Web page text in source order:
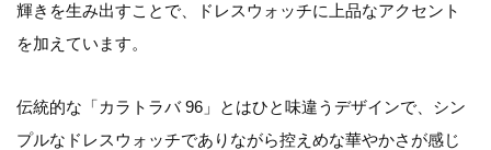
輝きを生み出すことで、ドレスウォッチに上品なアクセント
を加えています。
伝統的な「カラトラバ 96」とはひと味違うデザインで、シン
プルなドレスウォッチでありながら控えめな華やかさが感じ